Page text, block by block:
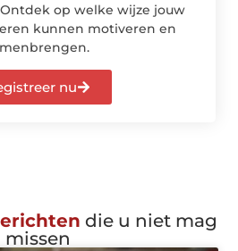
op welke wijze jouw
kunnen motiveren en
nu
die u niet mag
missen